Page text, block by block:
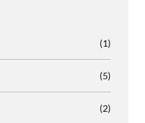
(1)
(5)
(2)